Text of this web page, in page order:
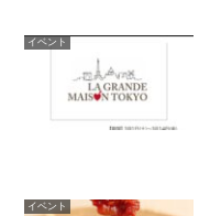
イベント
イベント